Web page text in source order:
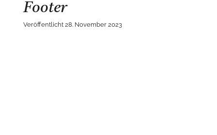
Footer
Veröffentlicht 28. November 2023